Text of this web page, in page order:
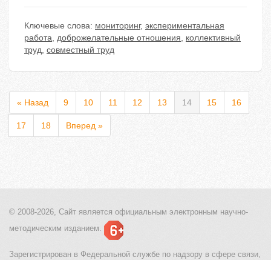
Ключевые слова: мониторинг, экспериментальная
работа, доброжелательные отношения, коллективный
труд, совместный труд
« Назад 9 10 11 12 13 14 15 16
17 18 Вперед »
© 2008-2026, Сайт является официальным электронным научно-
методическим изданием.
Зарегистрирован в Федеральной службе по надзору в сфере связи,